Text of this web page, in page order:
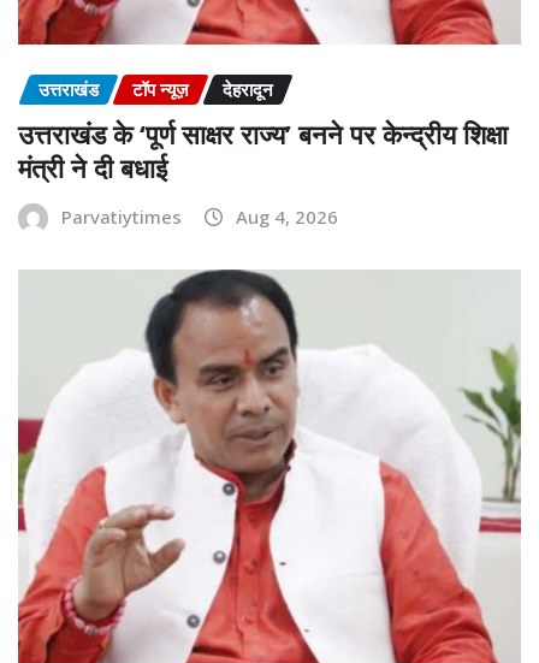
उत्तराखंड टॉप न्यूज़ देहरादून
उत्तराखंड के ‘पूर्ण साक्षर राज्य’ बनने पर केन्द्रीय शिक्षा
मंत्री ने दी बधाई
Parvatiytimes Aug 4, 2026